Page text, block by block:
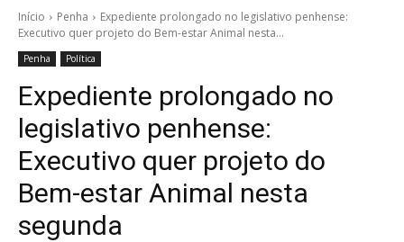
Início Penha
Expediente prolongado no legislativo penhense:
Executivo quer projeto do Bem-estar Animal nesta...
Penha Política
Expediente prolongado no
legislativo penhense:
Executivo quer projeto do
Bem-estar Animal nesta
segunda